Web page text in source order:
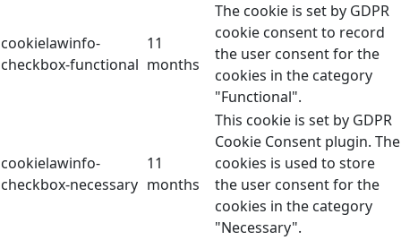
cookielawinfo-
checkbox-functional
11
months
The cookie is set by GDPR
cookie consent to record
the user consent for the
cookies in the category
"Functional".
cookielawinfo-
checkbox-necessary
11
months
This cookie is set by GDPR
Cookie Consent plugin. The
cookies is used to store
the user consent for the
cookies in the category
"Necessary".